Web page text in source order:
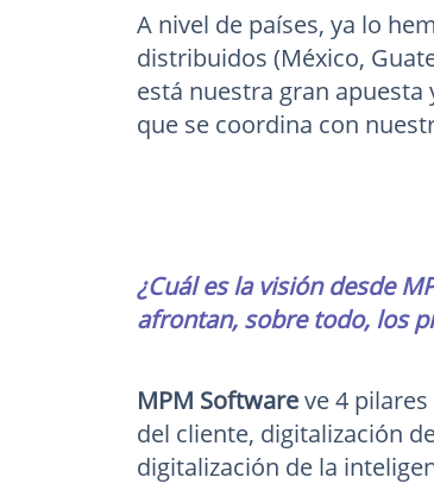
A nivel de países, ya lo
distribuidos (México,
está nuestra gran
que se coordina con
¿Cuál es la visión desde
afrontan, sobre todo, los
MPM Softwareve 4
del cliente, digitalización
digitalización de la